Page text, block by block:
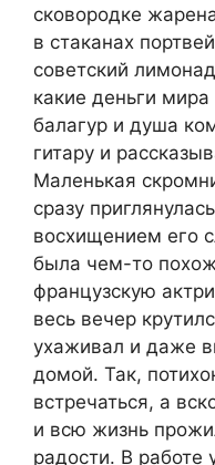
сковородке
в стаканах
советский
какие деньги
балагур и душа
гитару и
Маленькая
сразу
восхищением его
была чем-то
французскую
весь вечер
ухаживал и даже
домой. Так,
встречаться, а
и всю жизнь
радости. В работе